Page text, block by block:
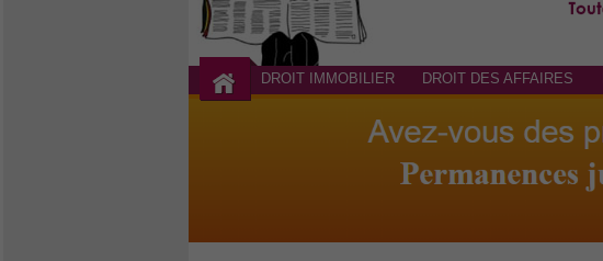
DROIT IMMOBILIER DROIT DES AFFAIRES